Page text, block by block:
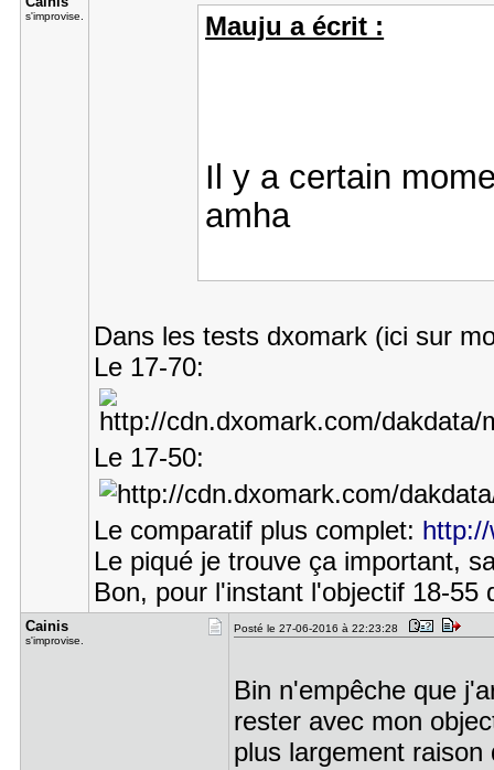
s'improvise. Mauju a écrit :
Il y a certain
amha
Dans les tests dxomark (ici sur
Le 17-70:
Le 17-50:
Le comparatif plus complet:
Le piqué je trouve ça important,
Bon, pour l'instant l'objectif 18-55
Cainis
s'improvise.
Posté le 27-06-2016 à 22:23:28
Bin n'empêche que
rester avec mon
plus largement raison